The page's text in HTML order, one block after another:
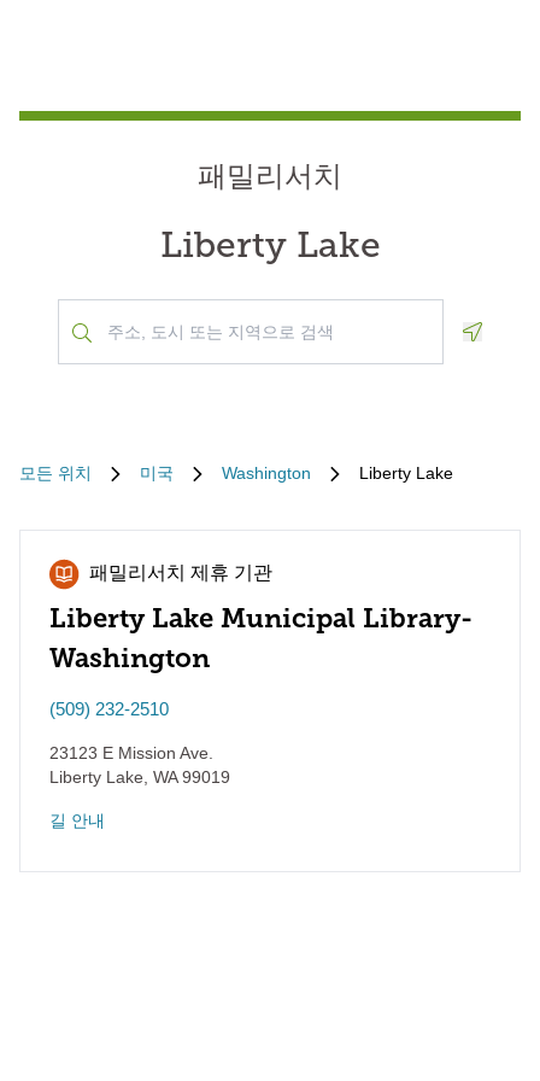
패밀리서치
Liberty Lake
모든 위치 미국 Washington Liberty Lake
패밀리서치 제휴 기관
Liberty Lake Municipal Library-
Washington
(509) 232-2510
23123 E Mission Ave.
Liberty Lake WA99019
길 안내